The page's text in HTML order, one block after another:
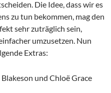
Die Idee, dass wir es
zu tun bekommen, mag den
sehr zuträglich sein,
umzusetzen. Nun
Extras:
und Chloë Grace